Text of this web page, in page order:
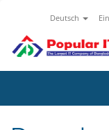
Deutsch